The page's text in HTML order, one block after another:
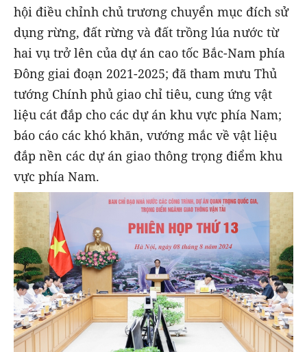
hội điều chỉnh chủ trương chuyển mục đích sử
dụng rừng, đất rừng và đất trồng lúa nước từ
hai vụ trở lên của dự án cao tốc Bắc-Nam phía
Đông giai đoạn 2021-2025; đã tham mưu Thủ
tướng Chính phủ giao chỉ tiêu, cung ứng vật
liệu cát đắp cho các dự án khu vực phía Nam;
báo cáo các khó khăn, vướng mắc về vật liệu
đắp nền các dự án giao thông trọng điểm khu
vực phía Nam.